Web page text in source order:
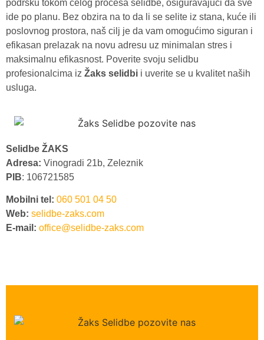
podršku tokom celog procesa selidbe, osiguravajući da sve
ide po planu. Bez obzira na to da li se selite iz stana, kuće ili
poslovnog prostora, naš cilj je da vam omogućimo siguran i
efikasan prelazak na novu adresu uz minimalan stres i
maksimalnu efikasnost. Poverite svoju selidbu
profesionalcima iz Žaks selidbi i uverite se u kvalitet naših
usluga.
Selidbe ŽAKS
Adresa: Vinogradi 21b, Zeleznik
PIB: 106721585
Mobilni tel: 060 501 04 50
Web: selidbe-zaks.com
E-mail: office@selidbe-zaks.com